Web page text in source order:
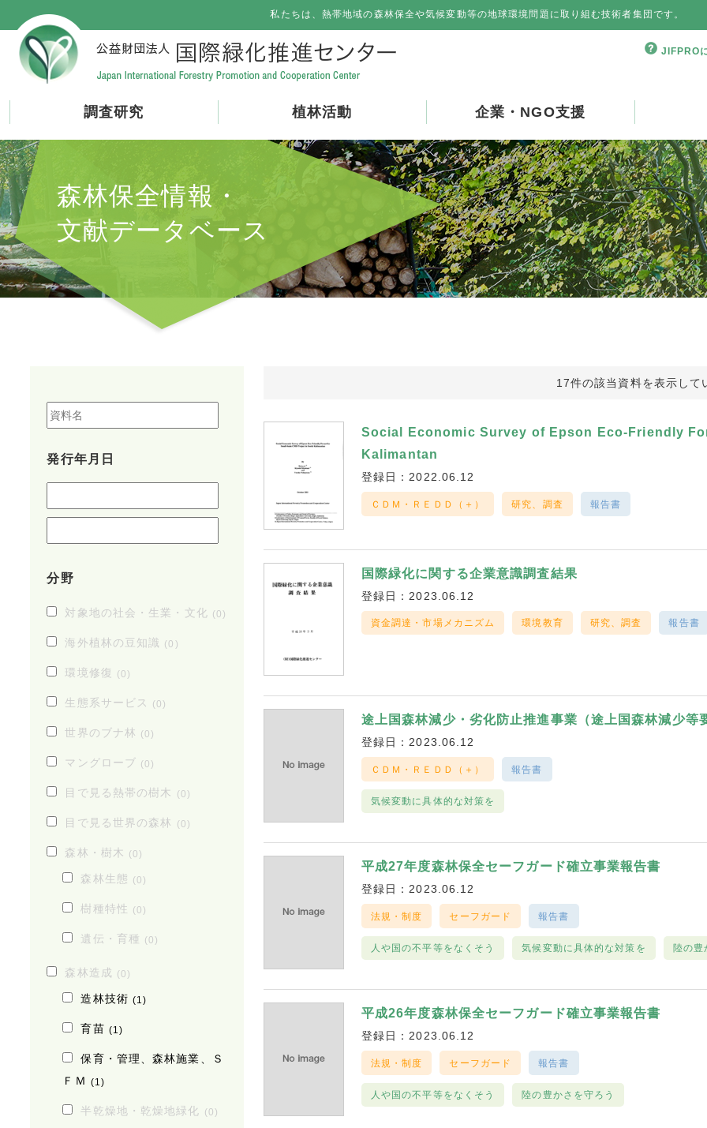
私たちは、熱帯地域の森林保全や気候変動等の地球環境問題に取り組む技術者集団です。
JIFPRO
調査研究 植林活動 企業・NGO支援
森林保全情報・
文献データベース
発行年月日
分野
対象地の社会・生業・文化 (0)
海外植林の豆知識 (0)
環境修復 (0)
生態系サービス (0)
世界のブナ林 (0)
マングローブ (0)
目で見る熱帯の樹木 (0)
目で見る世界の森林 (0)
森林・樹木 (0)
森林生態 (0)
樹種特性 (0)
遺伝・育種 (0)
森林造成 (0)
造林技術 (1)
育苗 (1)
保育・管理、森林施業、Ｓ
ＦＭ (1)
半乾燥地・乾燥地緑化 (0)
17件の該当資料を表示して
Social Economic Survey of Epson Eco-Friendly
Kalimantan
登録日：2022.06.12
ＣＤＭ・ＲＥＤＤ（＋） 研究、調査 報告書
国際緑化に関する企業意識調査結果
登録日：2023.06.12
資金調達・市場メカニズム 環境教育 研究、調査 報告書
途上国森林減少・劣化防止推進事業（途上国森林減少
登録日：2023.06.12
ＣＤＭ・ＲＥＤＤ（＋） 報告書
気候変動に具体的な対策を
平成27年度森林保全セーフガード確立事業報告書
登録日：2023.06.12
法規・制度 セーフガード 報告書
人や国の不平等をなくそう 気候変動に具体的な対策を 陸の豊
平成26年度森林保全セーフガード確立事業報告書
登録日：2023.06.12
法規・制度 セーフガード 報告書
人や国の不平等をなくそう 陸の豊かさを守ろう